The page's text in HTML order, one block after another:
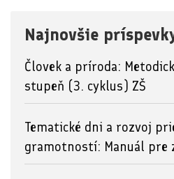
Najnovšie
Človek a príroda:
stupeň (3. cyklus) ZŠ
Tematické dni a rozvoj
gramotností: Manuál pre